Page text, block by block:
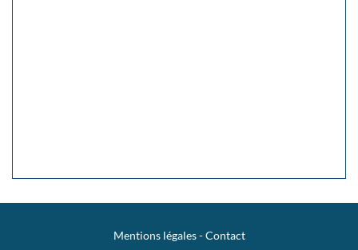
Mentions légales-Contact